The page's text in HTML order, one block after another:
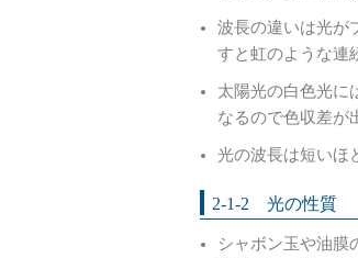
波長の違いは光が
すと虹のような連
太陽光の白色光に
なるので色収差が
光の波長は短いほ
2-1-2 光の性質
シャボン玉や油膜